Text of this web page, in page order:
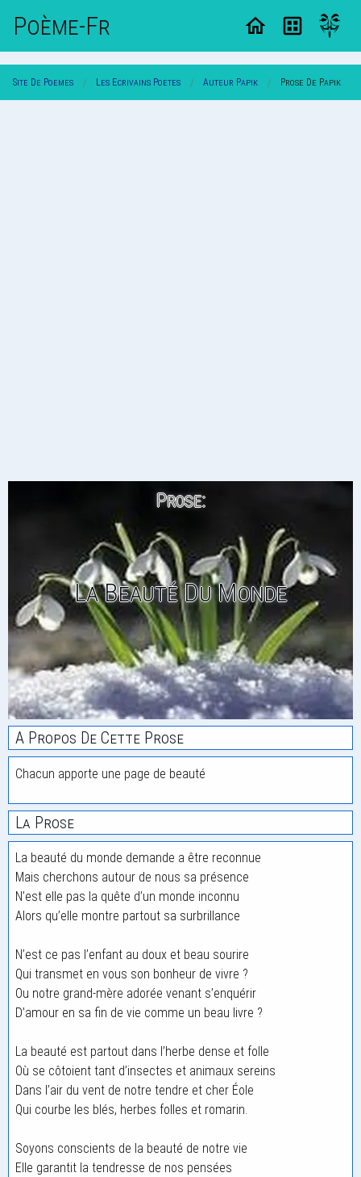
Poème-Fr
Site De Poemes Les Ecrivains Poetes Auteur Papik Prose De Papik
Prose:
La Beauté Du Monde
A Propos De Cette Prose
Chacun apporte une page de beauté
La Prose
La beauté du monde demande a être reconnue
Mais cherchons autour de nous sa présence
N’est elle pas la quête d’un monde inconnu
Alors qu’elle montre partout sa surbrillance
N’est ce pas l’enfant au doux et beau sourire
Qui transmet en vous son bonheur de vivre ?
Ou notre grand-mère adorée venant s’enquérir
D’amour en sa fin de vie comme un beau livre ?
La beauté est partout dans l’herbe dense et folle
Où se côtoient tant d’insectes et animaux sereins
Dans l’air du vent de notre tendre et cher Éole
Qui courbe les blés, herbes folles et romarin.
Soyons conscients de la beauté de notre vie
Elle garantit la tendresse de nos pensées